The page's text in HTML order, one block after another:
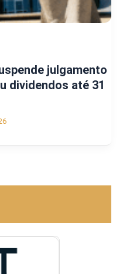
julgamento
dividendos até 31